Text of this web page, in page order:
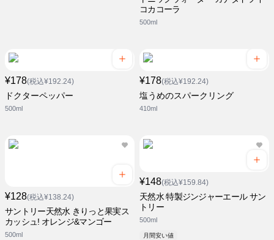
コカコーラ
500ml
¥178(税込¥192.24)
ドクターペッパー
500ml
¥178(税込¥192.24)
塩うめのスパークリング
410ml
¥128(税込¥138.24)
サントリー天然水 きりっと果実ス
カッシュ! オレンジ&マンゴー
500ml
¥148(税込¥159.84)
天然水 特製ジンジャーエール サン
トリー
500ml
月間安い値